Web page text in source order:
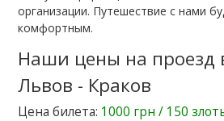
организации. Путешествие с нами
комфортным.
Наши цены на проезд
Львов - Краков
Цена билета: 1000 грн / 150